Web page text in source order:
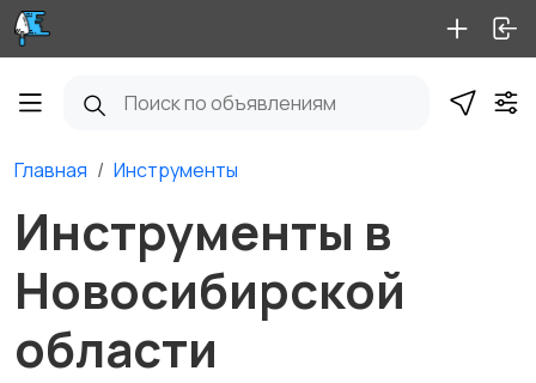
Главная Инструменты
Инструменты в
Новосибирской
области